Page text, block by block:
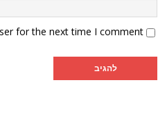
for the next time I comment.